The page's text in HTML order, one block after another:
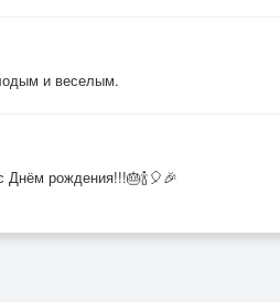
и веселым.
рождения!!!🎂🍾🎈🎉